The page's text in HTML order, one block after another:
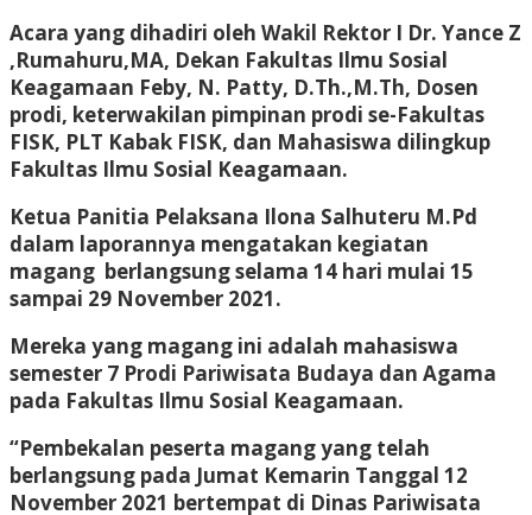
Acara yang dihadiri oleh Wakil Rektor I Dr. Yance Z
,Rumahuru,MA, Dekan Fakultas Ilmu Sosial
Keagamaan Feby, N. Patty, D.Th.,M.Th, Dosen
prodi, keterwakilan pimpinan prodi se-Fakultas
FISK, PLT Kabak FISK, dan Mahasiswa dilingkup
Fakultas Ilmu Sosial Keagamaan.
Ketua Panitia Pelaksana Ilona Salhuteru M.Pd
dalam laporannya mengatakan kegiatan
magang berlangsung selama 14 hari mulai 15
sampai 29 November 2021.
Mereka yang magang ini adalah mahasiswa
semester 7 Prodi Pariwisata Budaya dan Agama
pada Fakultas Ilmu Sosial Keagamaan.
“Pembekalan peserta magang yang telah
berlangsung pada Jumat Kemarin Tanggal 12
November 2021 bertempat di Dinas Pariwisata